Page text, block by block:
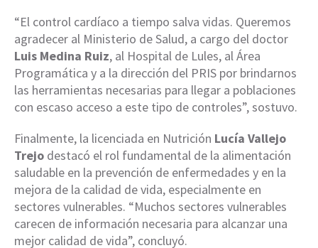
“El control cardíaco a tiempo salva vidas. Queremos
agradecer al Ministerio de Salud, a cargo del doctor
Luis Medina Ruiz, al Hospital de Lules, al Área
Programática y a la dirección del PRIS por brindarnos
las herramientas necesarias para llegar a poblaciones
con escaso acceso a este tipo de controles”, sostuvo.
Finalmente, la licenciada en Nutrición Lucía Vallejo
Trejo destacó el rol fundamental de la alimentación
saludable en la prevención de enfermedades y en la
mejora de la calidad de vida, especialmente en
sectores vulnerables. “Muchos sectores vulnerables
carecen de información necesaria para alcanzar una
mejor calidad de vida”, concluyó.